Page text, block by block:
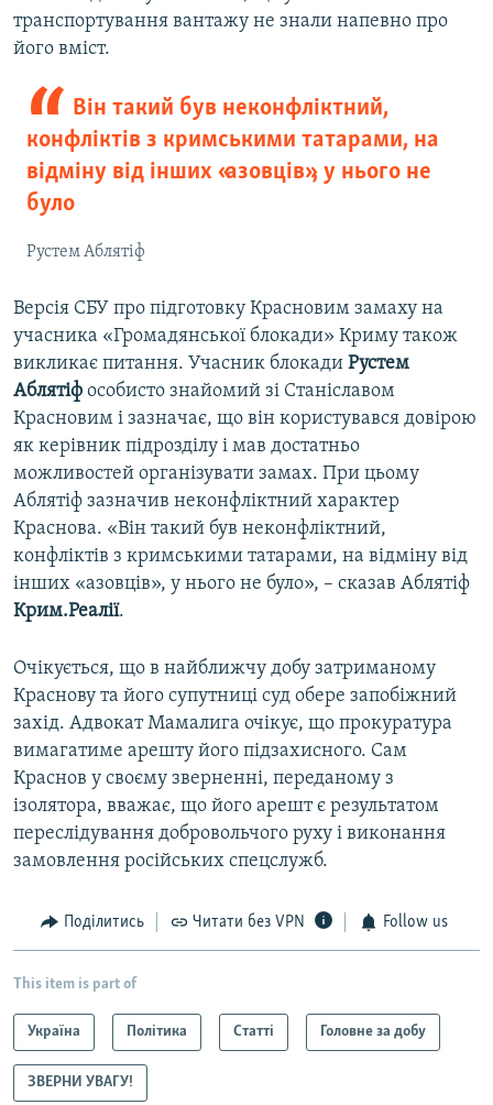
транспортування вантажу не знали напевно про
його вміст.
Він такий був неконфліктний,
конфліктів з кримськими татарами, на
відміну від інших «азовців», у нього не
було
Рустем Аблятіф
Версія СБУ про підготовку Красновим замаху на
учасника «Громадянської блокади» Криму також
викликає питання. Учасник блокади Рустем
Аблятіф особисто знайомий зі Станіславом
Красновим і зазначає, що він користувався довірою
як керівник підрозділу і мав достатньо
можливостей організувати замах. При цьому
Аблятіф зазначив неконфліктний характер
Краснова. «Він такий був неконфліктний,
конфліктів з кримськими татарами, на відміну від
інших «азовців», у нього не було», – сказав Аблятіф
Крим.Реалії.
Очікується, що в найближчу добу затриманому
Краснову та його супутниці суд обере запобіжний
захід. Адвокат Мамалига очікує, що прокуратура
вимагатиме арешту його підзахисного. Сам
Краснов у своєму зверненні, переданому з
ізолятора, вважає, що його арешт є результатом
переслідування добровольчого руху і виконання
замовлення російських спецслужб.
Поділитись Читати без VPN Follow us
This item is part of
Україна Політика Статті Головне за добу
ЗВЕРНИ УВАГУ!